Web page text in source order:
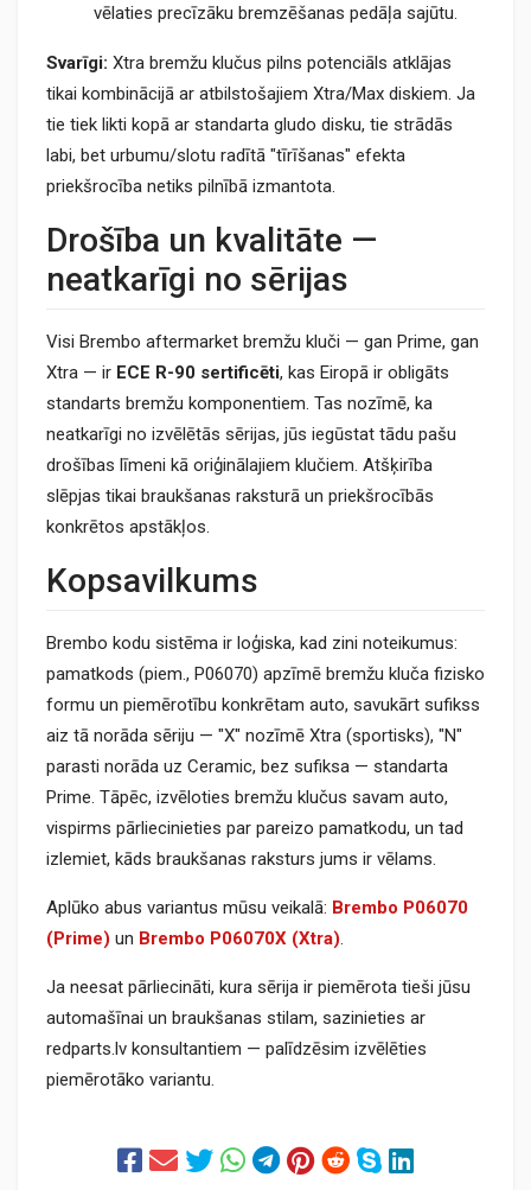
vēlaties precīzāku bremzēšanas pedāļa sajūtu.
Svarīgi: Xtra bremžu klučus pilns potenciāls atklājas
tikai kombinācijā ar atbilstošajiem Xtra/Max diskiem. Ja
tie tiek likti kopā ar standarta gludo disku, tie strādās
labi, bet urbumu/slotu radītā "tīrīšanas" efekta
priekšrocība netiks pilnībā izmantota.
Drošība un kvalitāte —
neatkarīgi no sērijas
Visi Brembo aftermarket bremžu kluči — gan Prime, gan
Xtra — ir ECE R-90 sertificēti, kas Eiropā ir obligāts
standarts bremžu komponentiem. Tas nozīmē, ka
neatkarīgi no izvēlētās sērijas, jūs iegūstat tādu pašu
drošības līmeni kā oriģinālajiem klučiem. Atšķirība
slēpjas tikai braukšanas raksturā un priekšrocībās
konkrētos apstākļos.
Kopsavilkums
Brembo kodu sistēma ir loģiska, kad zini noteikumus:
pamatkods (piem., P06070) apzīmē bremžu kluča fizisko
formu un piemērotību konkrētam auto, savukārt sufikss
aiz tā norāda sēriju — "X" nozīmē Xtra (sportisks), "N"
parasti norāda uz Ceramic, bez sufiksa — standarta
Prime. Tāpēc, izvēloties bremžu klučus savam auto,
vispirms pārliecinieties par pareizo pamatkodu, un tad
izlemiet, kāds braukšanas raksturs jums ir vēlams.
Aplūko abus variantus mūsu veikalā: Brembo P06070
(Prime) un Brembo P06070X (Xtra).
Ja neesat pārliecināti, kura sērija ir piemērota tieši jūsu
automašīnai un braukšanas stilam, sazinieties ar
redparts.lv konsultantiem — palīdzēsim izvēlēties
piemērotāko variantu.